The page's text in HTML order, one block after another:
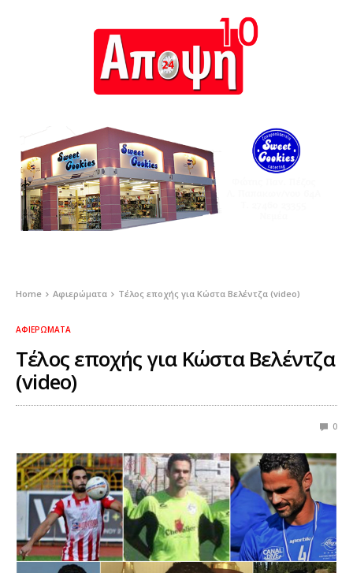
Home Αφιερώματα Τέλος εποχής για Κώστα Βελέντζα (video)
ΑΦΙΕΡΏΜΑΤΑ
Τέλος εποχής για Κώστα Βελέντζα
(video)
0